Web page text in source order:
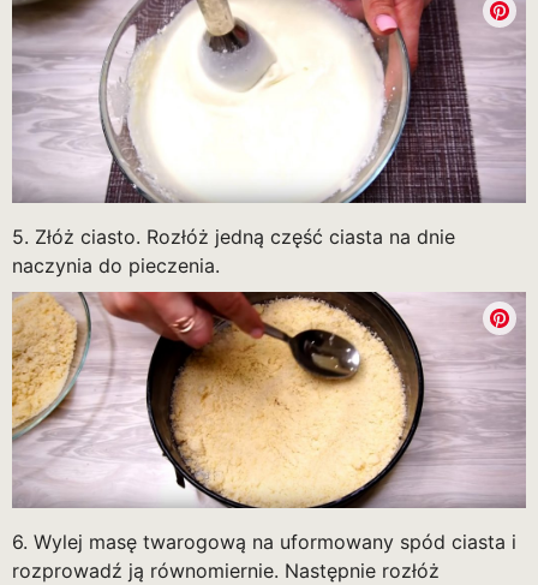
5. Złóż ciasto. Rozłóż jedną część ciasta na dnie
naczynia do pieczenia.
6. Wylej masę twarogową na uformowany spód ciasta i
rozprowadź ją równomiernie. Następnie rozłóż